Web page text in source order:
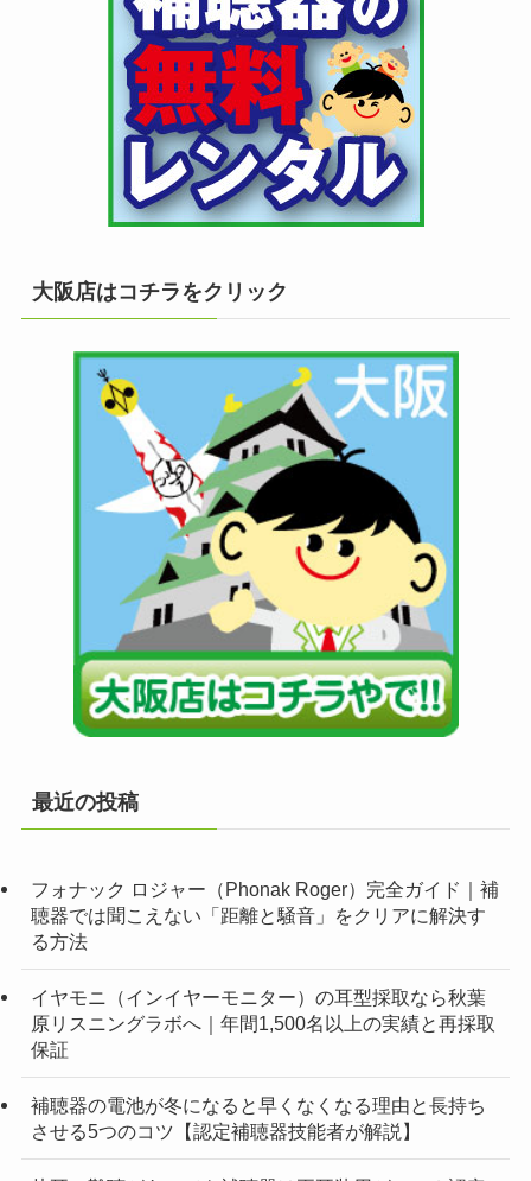
大阪店はコチラをクリック
最近の投稿
フォナック ロジャー（Phonak Roger）完全ガイド｜補
聴器では聞こえない「距離と騒音」をクリアに解決す
る方法
イヤモニ（インイヤーモニター）の耳型採取なら秋葉
原リスニングラボへ｜年間1,500名以上の実績と再採取
保証
補聴器の電池が冬になると早くなくなる理由と長持ち
させる5つのコツ【認定補聴器技能者が解説】